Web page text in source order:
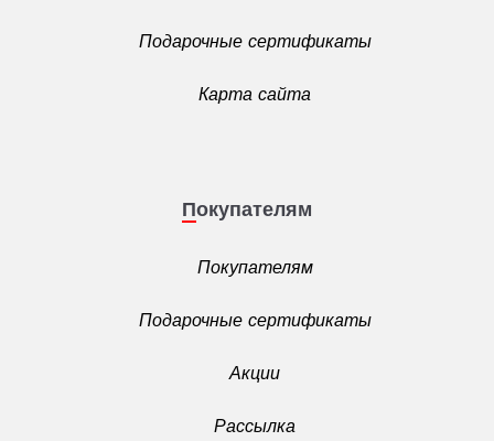
Подарочные сертификаты
Карта сайта
Покупателям
Покупателям
Подарочные сертификаты
Акции
Рассылка